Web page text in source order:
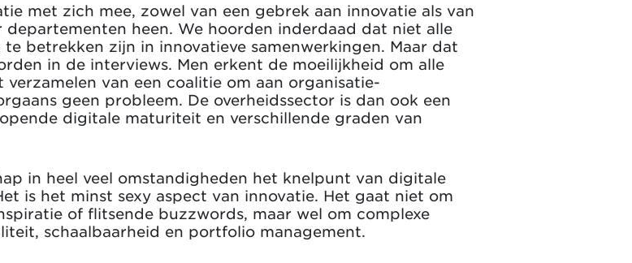
met zich mee, zowel van een gebrek aan innovatie als van
heen. We hoorden inderdaad dat niet alle
betrekken zijn in innovatieve samenwerkingen. Maar dat
in de interviews. Men erkent de moeilijkheid om alle
van een coalitie om aan organisatie-
geen probleem. De overheidssector is dan ook een
digitale maturiteit en verschillende graden van
in heel veel omstandigheden het knelpunt van digitale
is het minst sexy aspect van innovatie. Het gaat niet om
of flitsende buzzwords, maar wel om complexe
schaalbaarheid en portfolio management.